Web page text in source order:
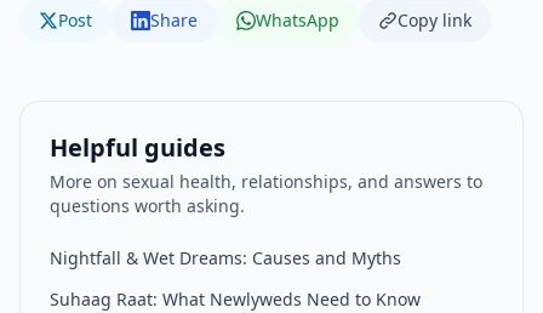
Post Share WhatsApp Copy link
Helpful guides
More on sexual health, relationships, and answers to
questions worth asking.
Nightfall & Wet Dreams: Causes and Myths
Suhaag Raat: What Newlyweds Need to Know